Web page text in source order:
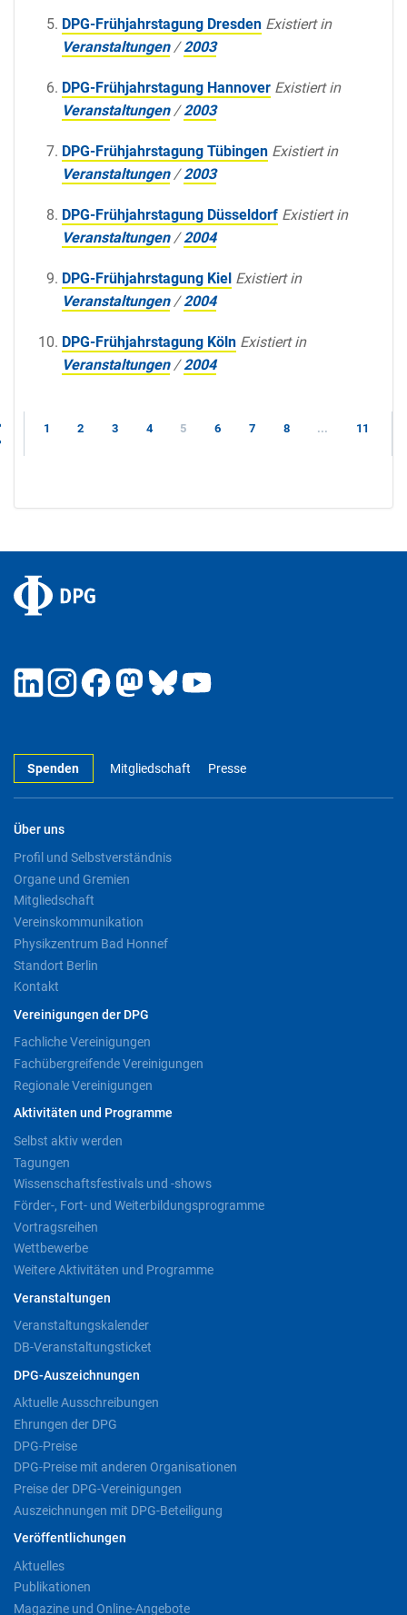
DPG-Frühjahrstagung Dresden Existiert in
Veranstaltungen /2003
DPG-Frühjahrstagung Hannover Existiert in
Veranstaltungen /2003
DPG-Frühjahrstagung Tübingen Existiert in
Veranstaltungen /2003
DPG-Frühjahrstagung Düsseldorf Existiert in
Veranstaltungen /2004
DPG-Frühjahrstagung Kiel Existiert in
Veranstaltungen /2004
DPG-Frühjahrstagung Köln Existiert in
Veranstaltungen /2004
1 2 3 4 5 6 7 8 ... 11
Spenden Mitgliedschaft Presse
Über uns
Profil und Selbstverständnis
Organe und Gremien
Mitgliedschaft
Vereinskommunikation
Physikzentrum Bad Honnef
Standort Berlin
Kontakt
Vereinigungen der DPG
Fachliche Vereinigungen
Fachübergreifende Vereinigungen
Regionale Vereinigungen
Aktivitäten und Programme
Selbst aktiv werden
Tagungen
Wissenschaftsfestivals und -shows
Förder-, Fort- und Weiterbildungsprogramme
Vortragsreihen
Wettbewerbe
Weitere Aktivitäten und Programme
Veranstaltungen
Veranstaltungskalender
DB-Veranstaltungsticket
DPG-Auszeichnungen
Aktuelle Ausschreibungen
Ehrungen der DPG
DPG-Preise
DPG-Preise mit anderen Organisationen
Preise der DPG-Vereinigungen
Auszeichnungen mit DPG-Beteiligung
Veröffentlichungen
Aktuelles
Publikationen
Magazine und Online-Angebote